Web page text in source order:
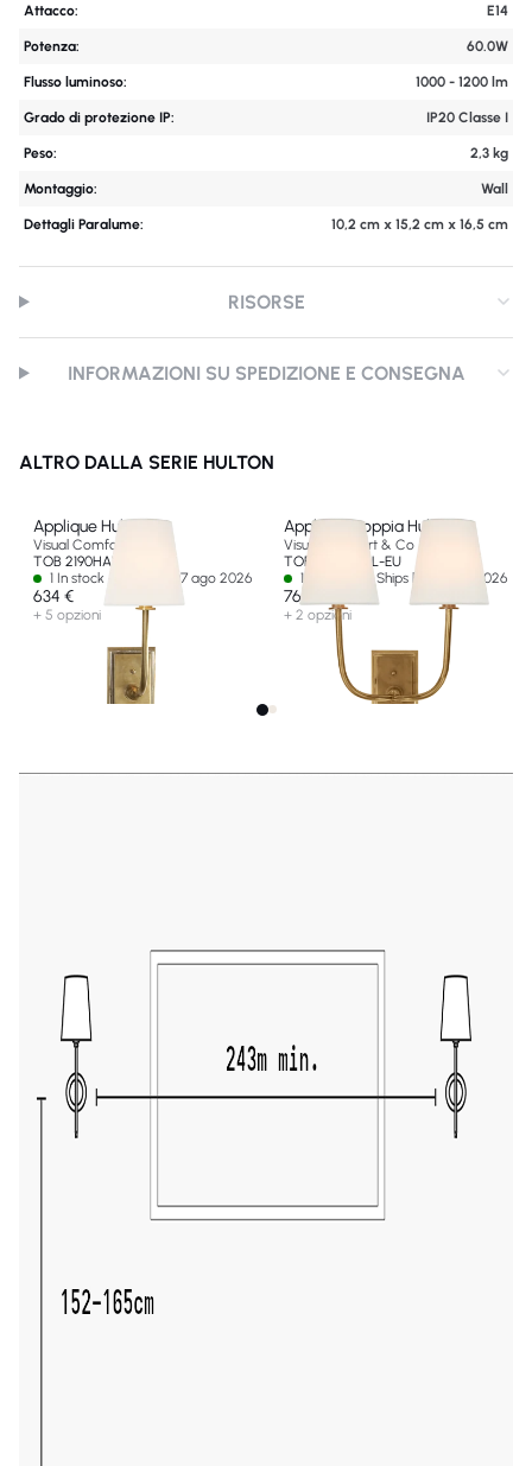
Attacco: E14
Potenza: 60.0W
Flusso luminoso: 1000 - 1200 lm
Grado di protezione IP: IP20 Classe I
Peso: 2,3 kg
Montaggio: Wall
Dettagli Paralume: 10,2 cm x 15,2 cm x 16,5 cm
RISORSE
INFORMAZIONI SU SPEDIZIONE E CONSEGNA
ALTRO DALLA SERIE HULTON
Applique Hulton
Visual Comfort & Co
TOB 2190HAB-L-EU
1 In stock - Ships by 07 ago 2026
634 €
+ 5 opzioni
Applique Doppia Hulton
Visual Comfort & Co
TOB 2191HAB-L-EU
12 In stock - Ships by 10 ago 2026
768 €
+ 2 opzioni